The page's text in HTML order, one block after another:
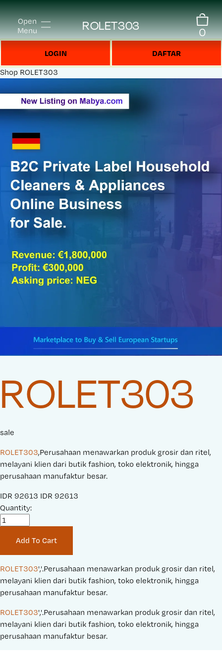
Open
Menu
ROLET303 0
LOGIN DAFTAR
Shop ROLET303
ROLET303
sale
ROLET303,Perusahaan menawarkan produk grosir dan ritel,
melayani klien dari butik fashion, toko elektronik, hingga
perusahaan manufaktur besar.
S
a
r
i
c
e
IDR 92613 O
n
a
l
P
i
c
e
IDR 92613
Quantity:
Add To Cart
ROLET303','.Perusahaan menawarkan produk grosir dan ritel,
melayani klien dari butik fashion, toko elektronik, hingga
perusahaan manufaktur besar.
ROLET303','.Perusahaan menawarkan produk grosir dan ritel,
melayani klien dari butik fashion, toko elektronik, hingga
perusahaan manufaktur besar.